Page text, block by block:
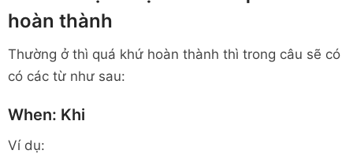
hoàn thành
Thường ở thì quá khứ hoàn thành thì trong câu sẽ có
có các từ như sau:
When: Khi
Ví dụ: